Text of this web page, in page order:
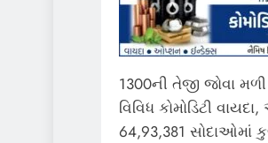
1300ની તેજી જોવા
વિવિધ કોમોડિટી
64,93,381 સોદાઓમાં